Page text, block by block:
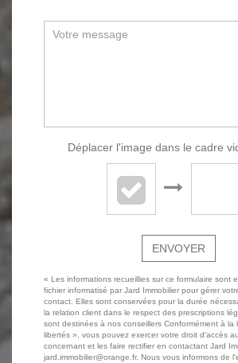
Déplacer l'image dans le cadre
ENVOYER
« Les informations recueillies sur ce formulaire sont
fichier informatisé par Jard Immobilier pour gérer
contact. Elles sont conservées pour la durée
la relation client dans le respect des prescriptions
sont destinées à nos conseillers Conformément à la
libertés », vous pouvez exercer votre droit d'accès
concernant et les faire rectifier en contactant Jard
jard.immobilier@orange.fr. Nous vous informons de